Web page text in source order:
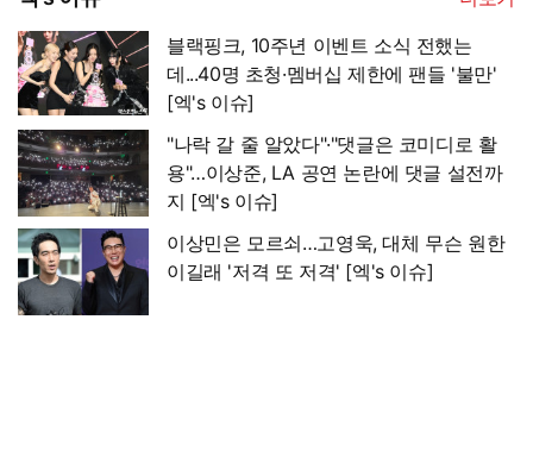
블랙핑크, 10주년 이벤트 소식 전했는
데...40명 초청·멤버십 제한에 팬들 '불만'
[엑's 이슈]
"나락 갈 줄 알았다"·"댓글은 코미디로 활
용"…이상준, LA 공연 논란에 댓글 설전까
지 [엑's 이슈]
이상민은 모르쇠…고영욱, 대체 무슨 원한
이길래 '저격 또 저격' [엑's 이슈]